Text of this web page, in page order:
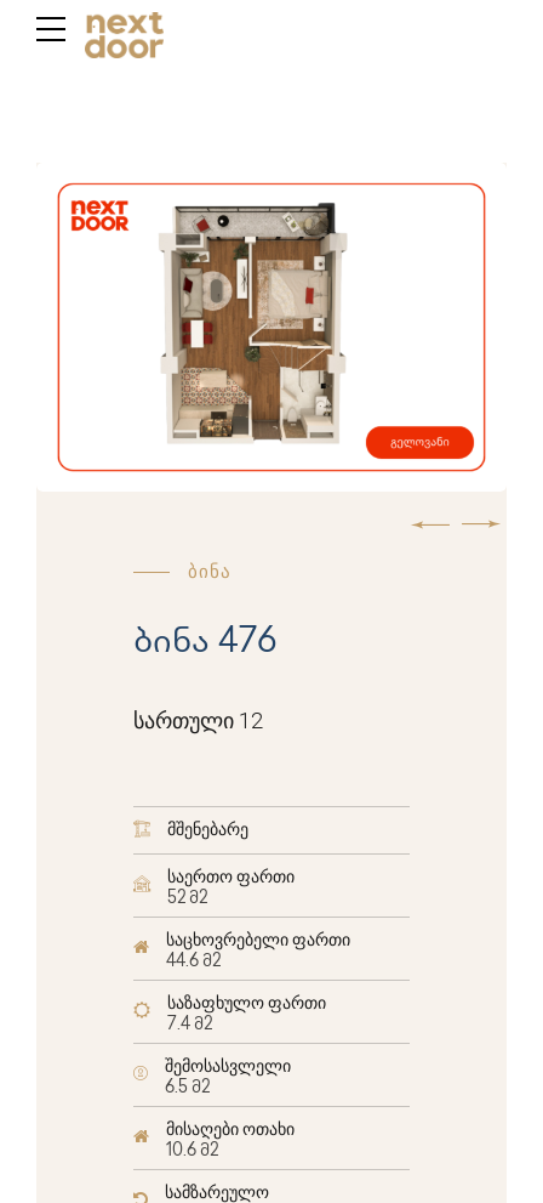
ბინა
ბინა 476
სართული 12
მშენებარე
საერთო ფართი
52 მ2
საცხოვრებელი ფართი
44.6 მ2
საზაფხულო ფართი
7.4 მ2
შემოსასვლელი
6.5 მ2
მისაღები ოთახი
10.6 მ2
სამზარეულო